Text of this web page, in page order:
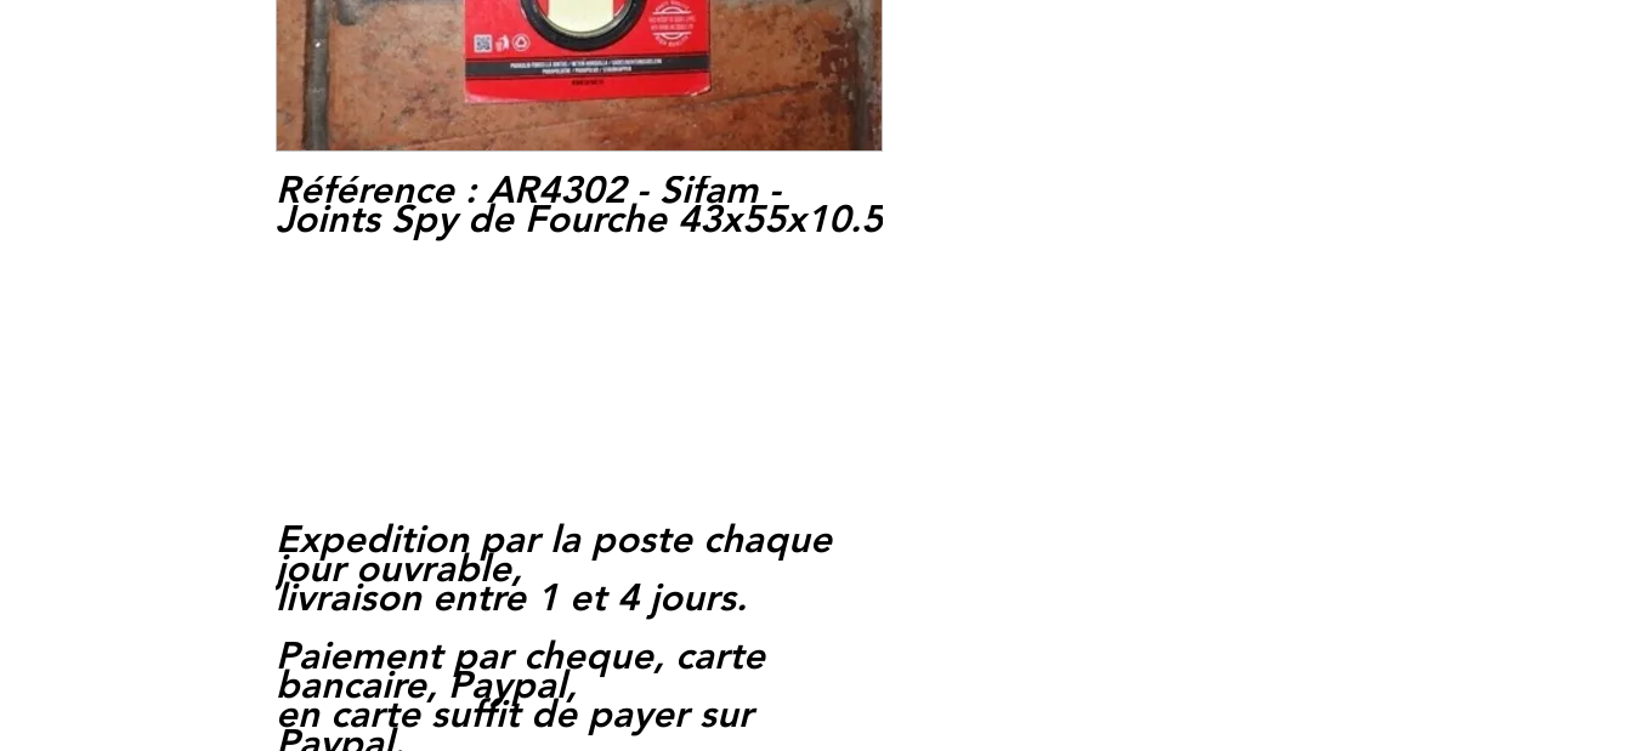
Référence :AR4302 - Sifam -
Joints Spy de Fourche 43x55x10.5
Expedition par la poste chaque
jour ouvrable,
livraison entre 1 et 4 jours.
Paiement par cheque, carte
bancaire, Paypal,
en carte suffit de payer sur